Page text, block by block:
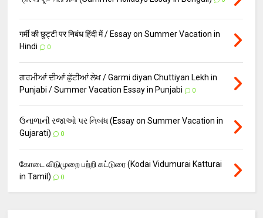
गर्मी की छुट्टी पर निबंध हिंदी में / Essay on Summer Vacation in
Hindi
0
ਗਰਮੀਆਂ ਦੀਆਂ ਛੁੱਟੀਆਂ ਲੇਖ / Garmi diyan Chuttiyan Lekh in
Punjabi / Summer Vacation Essay in Punjabi
0
ઉનાળાની રજાઓ પર નિબંધ (Essay on Summer Vacation in
Gujarati)
0
கோடை விடுமுறை பற்றி கட்டுரை (Kodai Vidumurai Katturai
in Tamil)
0